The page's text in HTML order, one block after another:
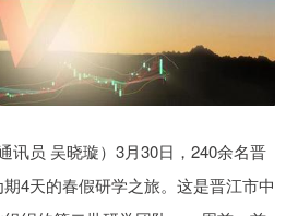
讯员 吴晓璇）3月30日，240余名晋
4天的春假研学之旅。这是晋江市中